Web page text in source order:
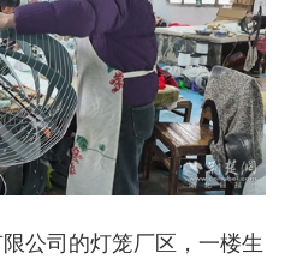
公司的灯笼厂区，一楼生